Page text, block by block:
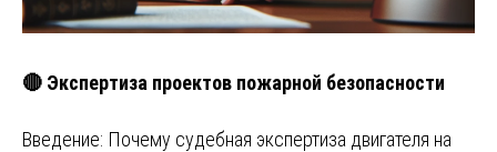
🔴 Экспертиза проектов пожарной безопасности
Введение: Почему судебная экспертиза двигателя на